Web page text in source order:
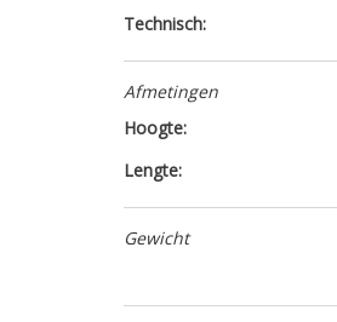
Technisch:
Afmetingen
Hoogte:
Lengte:
Gewicht